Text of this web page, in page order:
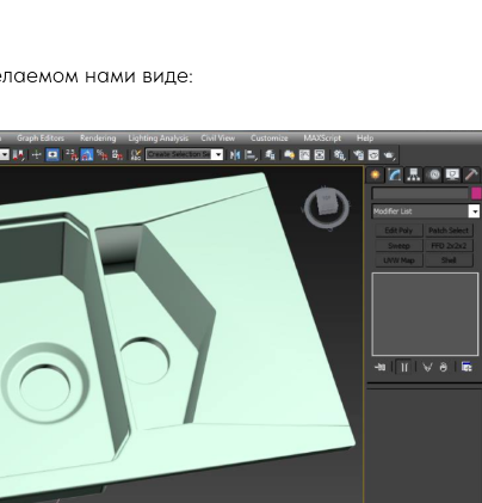
нами виде: